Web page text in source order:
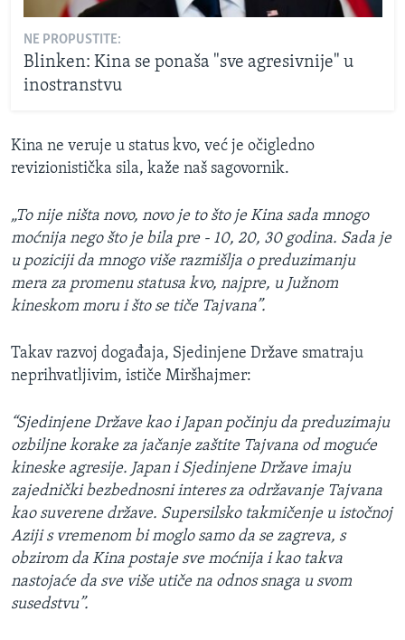
NE PROPUSTITE:
Blinken: Kina se ponaša "sve agresivnije" u
inostranstvu
Kina ne veruje u status kvo, već je očigledno
revizionistička sila, kaže naš sagovornik.
„To nije ništa novo, novo je to što je Kina sada mnogo
moćnija nego što je bila pre - 10, 20, 30 godina. Sada je
u poziciji da mnogo više razmišlja o preduzimanju
mera za promenu statusa kvo, najpre, u Južnom
kineskom moru i što se tiče Tajvana”.
Takav razvoj događaja, Sjedinjene Države smatraju
neprihvatljivim, ističe Miršhajmer:
“Sjedinjene Države kao i Japan počinju da preduzimaju
ozbiljne korake za jačanje zaštite Tajvana od moguće
kineske agresije. Japan i Sjedinjene Države imaju
zajednički bezbednosni interes za održavanje Tajvana
kao suverene države. Supersilsko takmičenje u istočnoj
Aziji s vremenom bi moglo samo da se zagreva, s
obzirom da Kina postaje sve moćnija i kao takva
nastojaće da sve više utiče na odnos snaga u svom
susedstvu”.